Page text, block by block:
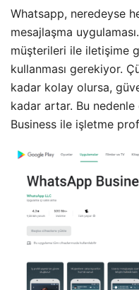
Whatsapp, neredeyse
mesajlaşma
müşterileri ile iletişime
kullanması gerekiyor.
kadar kolay olursa,
kadar artar. Bu
Business ile işletme